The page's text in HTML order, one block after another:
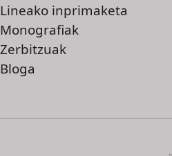
Lineako inprimaketa
Monografiak
Zerbitzuak
Bloga